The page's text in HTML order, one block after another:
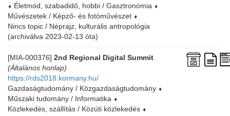
⬧ Életmód, szabadidő, hobbi / Gasztronómia ⬧
Művészetek / Képző- és fotóművészet ⬧
Nincs topic / Néprajz, kulturális antropológia
(archiválva 2023-02-13 óta)
[MIA-000376] 2nd Regional Digital Summit
(Általános honlap)
https://rds2018.kormany.hu/
Gazdaságtudomány / Közgazdaságtudomány ⬧
Műszaki tudomány / Informatika ⬧
Közlekedés, szállítás / Közúti közlekedés ⬧